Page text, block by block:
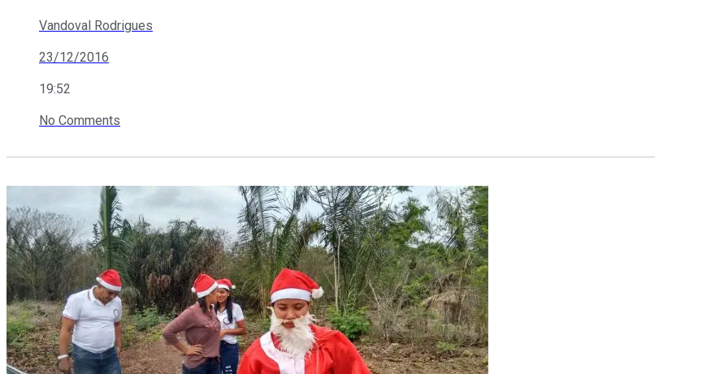
Vandoval Rodrigues
23/12/2016
19:52
No Comments